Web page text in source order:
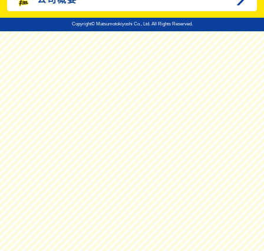
Copyright© Matsumotokiyoshi Co., Ltd. All Rights Reserved.